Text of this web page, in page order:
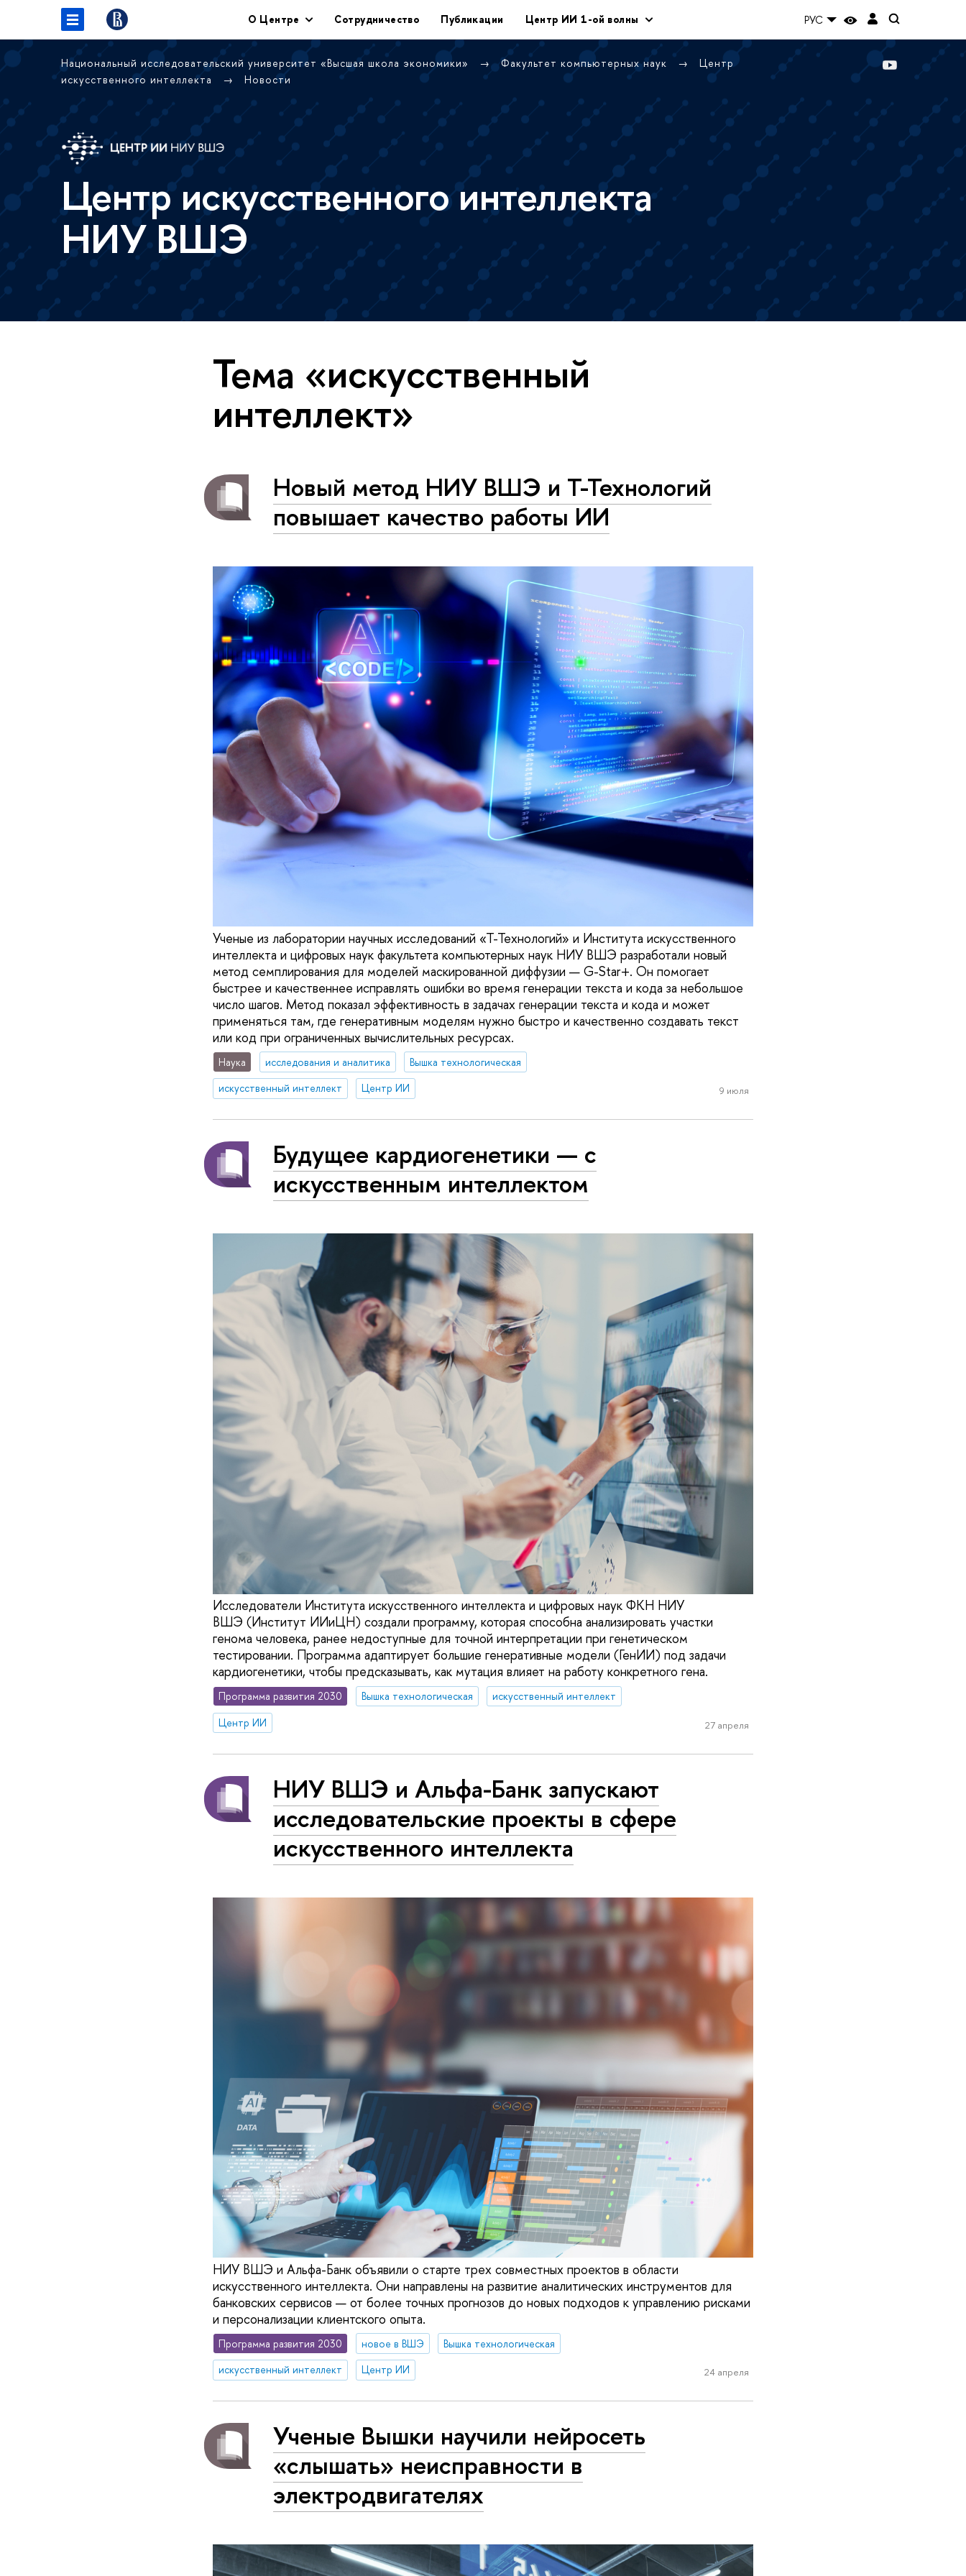
О Центре Сотрудничество Публикации Центр ИИ 1-ой волны РУС
Национальный исследовательский университет «Высшая школа экономики» Факультет компьютерных наук
Центр
искусственного интеллекта
Новости
Центр искусственного интеллекта
НИУ ВШЭ
Тема «искусственный
интеллект»
Новый метод НИУ ВШЭ и Т-Технологий
повышает качество работы ИИ
Ученые из лаборатории научных исследований «Т-Технологий» и Института искусственного
интеллекта и цифровых наук факультета компьютерных наук НИУ ВШЭ разработали новый
метод семплирования для моделей маскированной диффузии — G-Star+. Он помогает
быстрее и качественнее исправлять ошибки во время генерации текста и кода за небольшое
число шагов. Метод показал эффективность в задачах генерации текста и кода и может
применяться там, где генеративным моделям нужно быстро и качественно создавать текст
или код при ограниченных вычислительных ресурсах.
Наука исследования и аналитика
Вышка технологическая
искусственный интеллект
Центр ИИ 9 июля
Будущее кардиогенетики — с
искусственным интеллектом
Исследователи Института искусственного интеллекта и цифровых наук ФКН НИУ
ВШЭ (Институт ИИиЦН) создали программу, которая способна анализировать участки
генома человека, ранее недоступные для точной интерпретации при генетическом
тестировании. Программа адаптирует большие генеративные модели (ГенИИ) под задачи
кардиогенетики, чтобы предсказывать, как мутация влияет на работу конкретного гена.
Программа развития 2030 Вышка технологическая
искусственный интеллект
Центр ИИ
27 апреля
НИУ ВШЭ и Альфа-Банк запускают
исследовательские проекты в сфере
искусственного интеллекта
НИУ ВШЭ и Альфа-Банк объявили о старте трех совместных проектов в области
искусственного интеллекта. Они направлены на развитие аналитических инструментов для
банковских сервисов — от более точных прогнозов до новых подходов к управлению рисками
и персонализации клиентского опыта.
Программа развития 2030 новое в ВШЭ
Вышка технологическая
искусственный интеллект
Центр ИИ 24 апреля
Ученые Вышки научили нейросеть
«слышать» неисправности в
электродвигателях